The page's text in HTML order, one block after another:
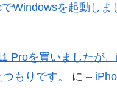
Windowsを起動しま
Proを買いましたが
もりです。
に –